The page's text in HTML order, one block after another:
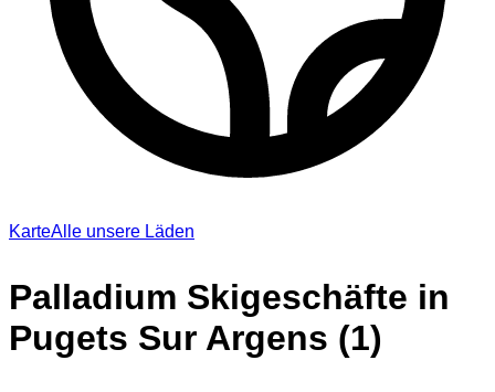
KarteAlle unsere Läden
Palladium Skigeschäfte in
Pugets Sur Argens (1)